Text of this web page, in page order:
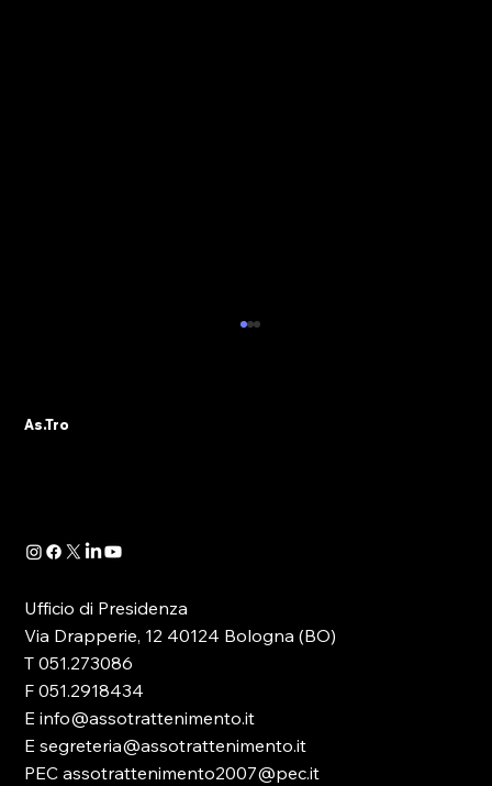
As.Tro – Confindustria SIT augurano a tutti gli
As.Tro
Ufficio di Presidenza
Via Drapperie, 12 40124 Bologna (BO)
T 051.273086
F 051.2918434
E info@assotrattenimento.it
E segreteria@assotrattenimento.it
PEC assotrattenimento2007@pec.it